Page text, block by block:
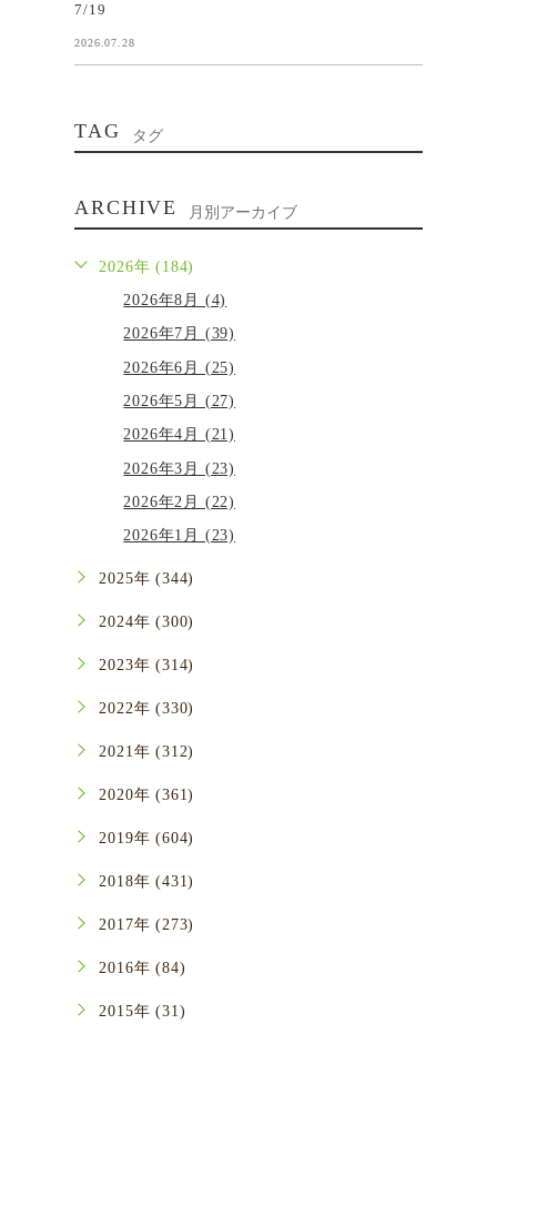
7/19
2026.07.28
TAG タグ
ARCHIVE 月別アーカイブ
2026年 (184)
2026年8月 (4)
2026年7月 (39)
2026年6月 (25)
2026年5月 (27)
2026年4月 (21)
2026年3月 (23)
2026年2月 (22)
2026年1月 (23)
2025年 (344)
2024年 (300)
2023年 (314)
2022年 (330)
2021年 (312)
2020年 (361)
2019年 (604)
2018年 (431)
2017年 (273)
2016年 (84)
2015年 (31)